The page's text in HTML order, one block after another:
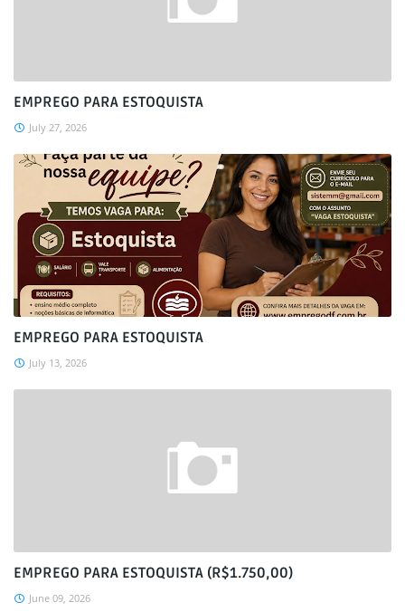
EMPREGO PARA ESTOQUISTA
July 27, 2026
EMPREGO PARA ESTOQUISTA
July 13, 2026
EMPREGO PARA ESTOQUISTA (R$1.750,00)
June 09, 2026